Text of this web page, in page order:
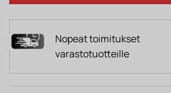
Nopeat toimitukset
varastotuotteille